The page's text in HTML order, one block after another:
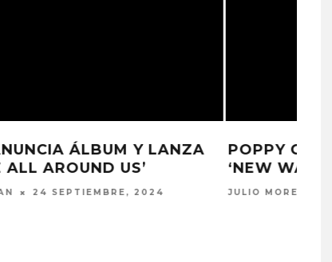
POPPY COMPARTE EL SENCILLO
‘NEW WAY OUT’
JULIO MOREAN 4 JUNIO, 2024